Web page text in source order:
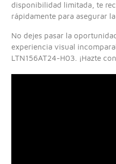
disponibilidad limitada, te
rápidamente para asegurar la
No dejes pasar la
experiencia visual
LTN156AT24-H03. ¡Hazte